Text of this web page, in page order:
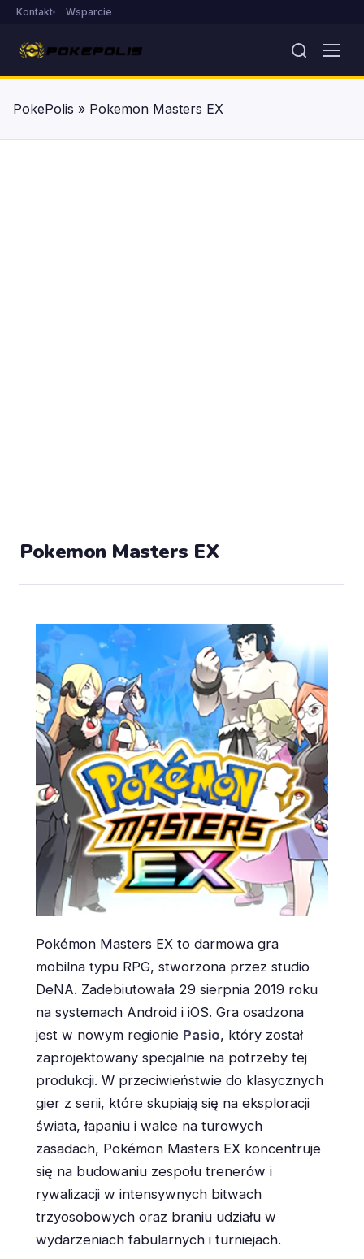
Kontakt Wsparcie
PokePolis » Pokemon Masters EX
Pokemon Masters EX
Pokémon Masters EX to darmowa gra
mobilna typu RPG, stworzona przez studio
DeNA. Zadebiutowała 29 sierpnia 2019 roku
na systemach Android i iOS. Gra osadzona
jest w nowym regionie Pasio, który został
zaprojektowany specjalnie na potrzeby tej
produkcji. W przeciwieństwie do klasycznych
gier z serii, które skupiają się na eksploracji
świata, łapaniu i walce na turowych
zasadach, Pokémon Masters EX koncentruje
się na budowaniu zespołu trenerów i
rywalizacji w intensywnych bitwach
trzyosobowych oraz braniu udziału w
wydarzeniach fabularnych i turniejach.